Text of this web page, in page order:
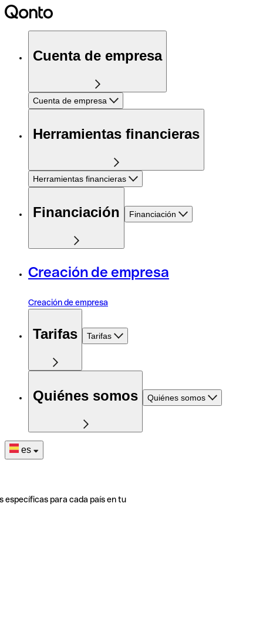
Cuenta de empresa
Cuenta de empresa
Herramientas financieras
Herramientas financieras
Financiación Financiación
Creación de empresa
Creación de empresa
Tarifas Tarifas
Quiénes somos Quiénes somos
es
específicas para cada país en tu